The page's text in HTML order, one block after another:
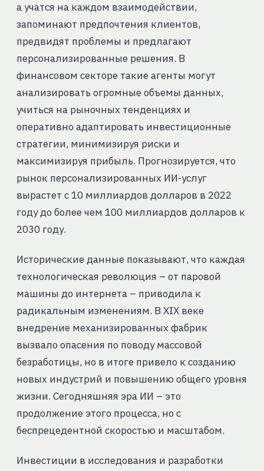
а учатся на каждом взаимодействии,
запоминают предпочтения клиентов,
предвидят проблемы и предлагают
персонализированные решения. В
финансовом секторе такие агенты могут
анализировать огромные объемы данных,
учиться на рыночных тенденциях и
оперативно адаптировать инвестиционные
стратегии, минимизируя риски и
максимизируя прибыль. Прогнозируется, что
рынок персонализированных ИИ-услуг
вырастет с 10 миллиардов долларов в 2022
году до более чем 100 миллиардов долларов к
2030 году.
Исторические данные показывают, что каждая
технологическая революция – от паровой
машины до интернета – приводила к
радикальным изменениям. В XIX веке
внедрение механизированных фабрик
вызвало опасения по поводу массовой
безработицы, но в итоге привело к созданию
новых индустрий и повышению общего уровня
жизни. Сегодняшняя эра ИИ – это
продолжение этого процесса, но с
беспрецедентной скоростью и масштабом.
Инвестиции в исследования и разработки